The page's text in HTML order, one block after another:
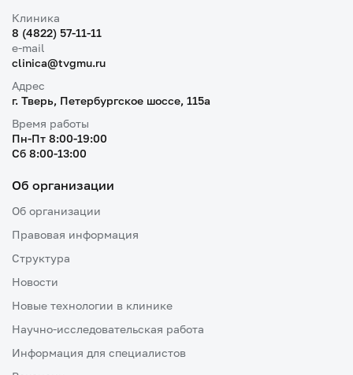
8 (4822) 57-11-11
Клиника
clinica@tvgmu.ru
e-mail
г. Тверь, Петербургское шоссе, 115a
Адрес
Пн-Пт 8:00-19:00
Cб 8:00-13:00
Время работы
Об организации
Об организации
Правовая информация
Структура
Новости
Новые технологии в клинике
Научно-исследовательская работа
Информация для специалистов